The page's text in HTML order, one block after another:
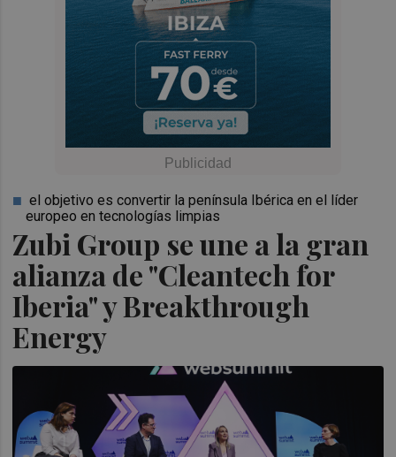
Zubi Group se une a la gran
alianza de "Cleantech for
Iberia" y Breakthrough
Energy
el objetivo es convertir la península Ibérica en el líder
europeo en tecnologías limpias